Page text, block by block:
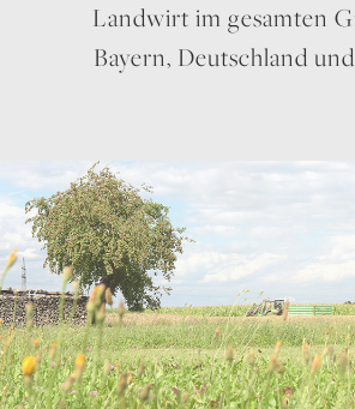
Landwirt im gesamten
Bayern, Deutschland